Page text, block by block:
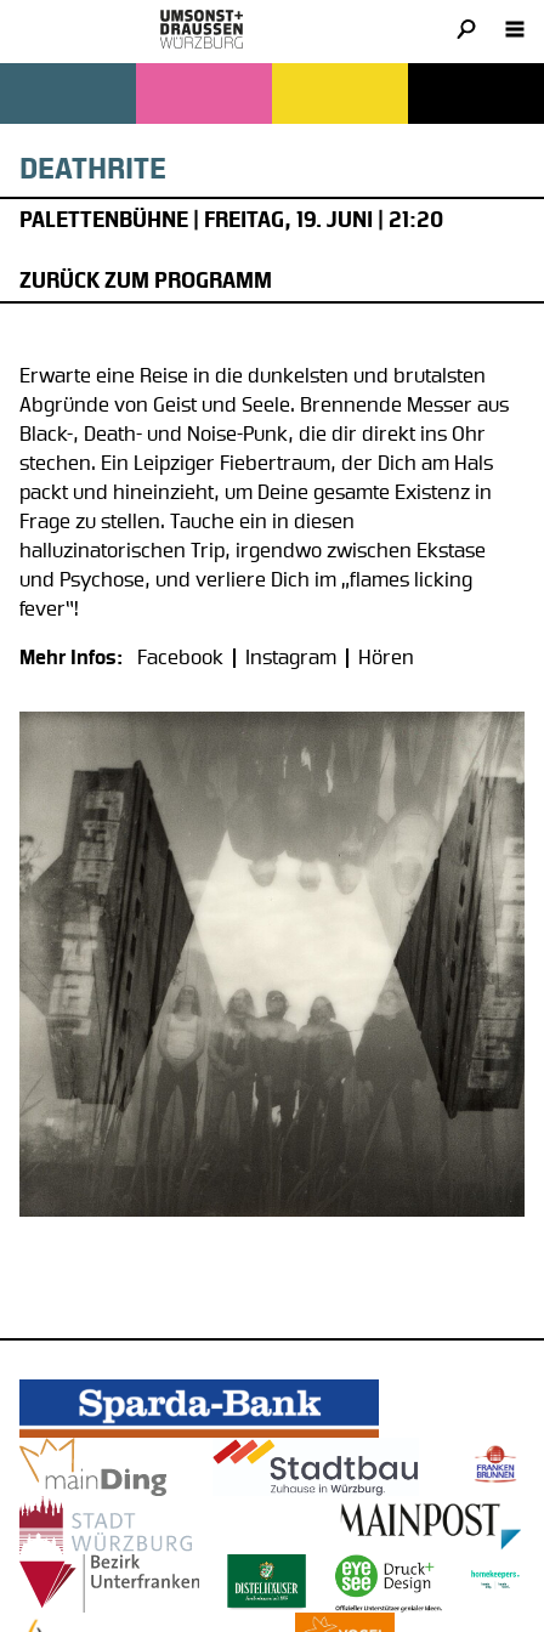
DEATHRITE
PALETTENBÜHNE | FREITAG, 19. JUNI | 21:20
ZURÜCK ZUM PROGRAMM
Erwarte eine Reise in die dunkelsten und brutalsten
Abgründe von Geist und Seele. Brennende Messer aus
Black-, Death- und Noise-Punk, die dir direkt ins Ohr
stechen. Ein Leipziger Fiebertraum, der Dich am Hals
packt und hineinzieht, um Deine gesamte Existenz in
Frage zu stellen. Tauche ein in diesen
halluzinatorischen Trip, irgendwo zwischen Ekstase
und Psychose, und verliere Dich im „flames licking
fever“!
Mehr Infos: Facebook Instagram Hören